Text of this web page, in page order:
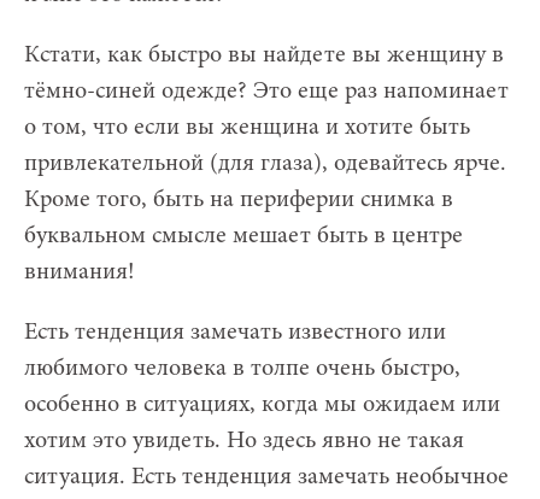
Кстати, как быстро вы найдете вы женщину в
тёмно-синей одежде? Это еще раз напоминает
о том, что если вы женщина и хотите быть
привлекательной (для глаза), одевайтесь ярче.
Кроме того, быть на периферии снимка в
буквальном смысле мешает быть в центре
внимания!
Есть тенденция замечать известного или
любимого человека в толпе очень быстро,
особенно в ситуациях, когда мы ожидаем или
хотим это увидеть. Но здесь явно не такая
ситуация. Есть тенденция замечать необычное